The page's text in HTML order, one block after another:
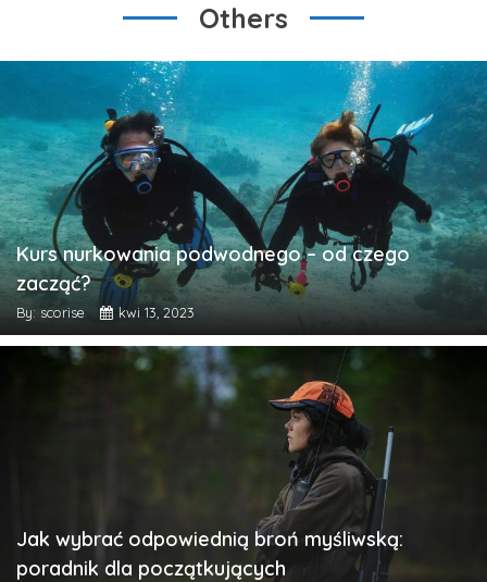
Others
Kurs nurkowania podwodnego – od czego
zacząć?
By: scorise kwi 13, 2023
Jak wybrać odpowiednią broń myśliwską:
poradnik dla początkujących